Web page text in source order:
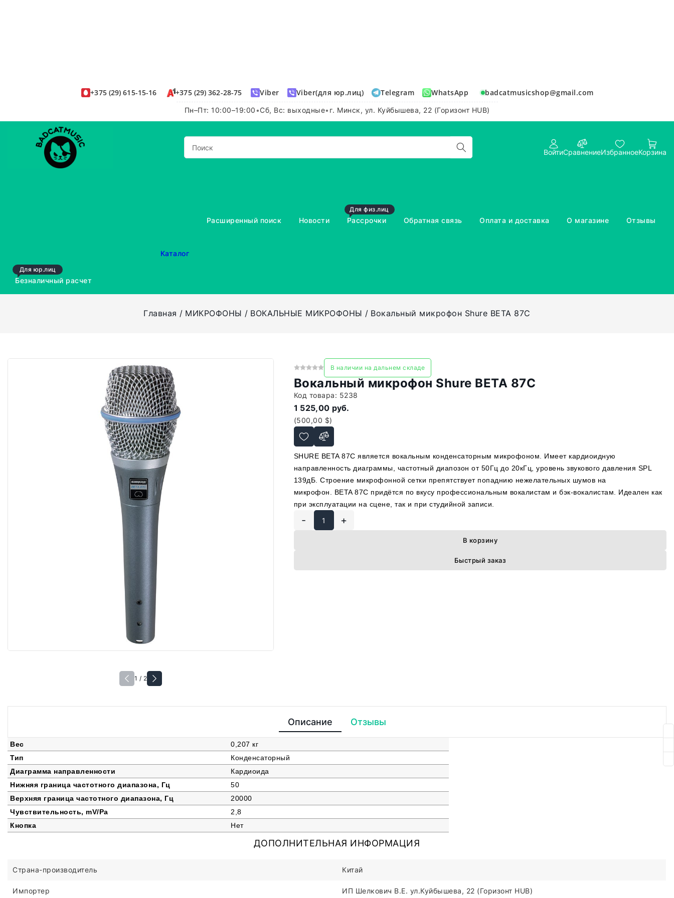
+375 (29) 615-15-16 +375 (29) 362-28-75 Viber Viber(для юр.лиц) Telegram WhatsApp badcatmusicshop@gmail.com
Пн–Пт: 10:00–19:00•Сб, Вс: выходные• г. Минск, ул. Куйбышева, 22 (Горизонт HUB)
ВойтиСравнениеИзбранноеКорзина
Каталог
Расширенный поиск Новости
Для физ.лиц
Рассрочки Обратная связь Оплата и доставка О магазине Отзывы
Для юр.лиц
Безналичный расчет
Главная МИКРОФОНЫ ВОКАЛЬНЫЕ МИКРОФОНЫ Вокальный микрофон Shure BETA 87C
1 / 2
В наличии на дальнем складе
Вокальный микрофон Shure BETA 87C
Код товара: 5238
1 525,00 руб.
(500,00 $)
SHURE BETA 87C является вокальным конденсаторным микрофоном. Имеет кардиоидную
направленность диаграммы, частотный диапозон от 50Гц до 20кГц, уровень звукового давления SPL
139дБ. Строение микрофонной сетки препятствует попаднию нежелательных шумов на
микрофон. BETA 87C придётся по вкусу профессиональным вокалистам и бэк-вокалистам. Идеален как
при эксплуатации на сцене, так и при студийной записи.
- +
В корзину
Быстрый заказ
Описание Отзывы
Вес
0,207 кг
Тип
Конденсаторный
Диаграмма направленности
Кардиоида
Нижняя граница частотного диапазона, Гц
50
Верхняя граница частотного диапазона, Гц
20000
Чувствительность, mV/Pa
2,8
Кнопка
Нет
ДОПОЛНИТЕЛЬНАЯ ИНФОРМАЦИЯ
Страна-производитель Китай
Импортер ИП Шелкович В.Е. ул.Куйбышева, 22 (Горизонт HUB)